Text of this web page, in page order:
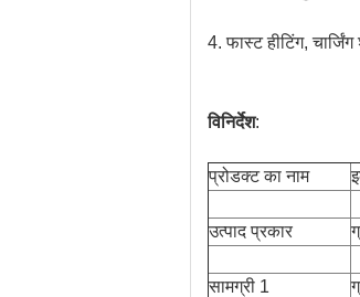
4. फास्ट हीटिंग,
विनिर्देश:
प्रोडक्ट का नाम
उत्पाद प्रकार
सामग्री 1